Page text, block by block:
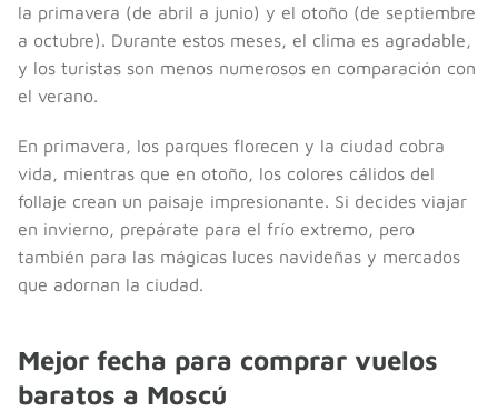
la primavera (de abril a junio) y el otoño (de septiembre
a octubre). Durante estos meses, el clima es agradable,
y los turistas son menos numerosos en comparación con
el verano.
En primavera, los parques florecen y la ciudad cobra
vida, mientras que en otoño, los colores cálidos del
follaje crean un paisaje impresionante. Si decides viajar
en invierno, prepárate para el frío extremo, pero
también para las mágicas luces navideñas y mercados
que adornan la ciudad.
Mejor fecha para comprar vuelos
baratos a Moscú